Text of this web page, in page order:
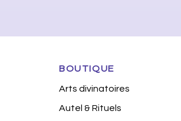
BOUTIQUE
Arts divinatoires
Autel & Rituels